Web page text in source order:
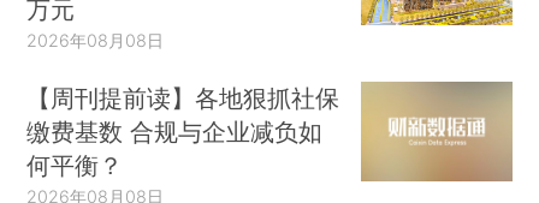
万元
2026年08月08日
【周刊提前读】各地狠抓社保
缴费基数 合规与企业减负如
何平衡？
2026年08月08日